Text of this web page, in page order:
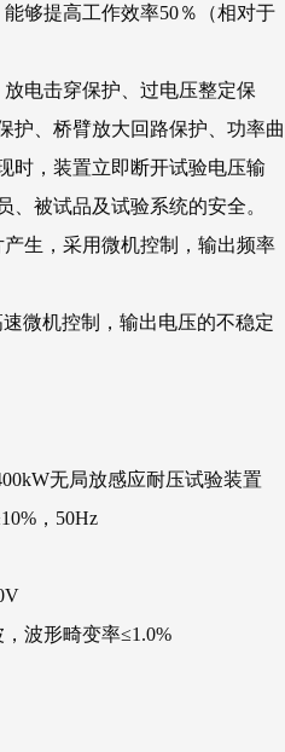
够提高工作效率50％（相对于
电击穿保护、过电压整定保
护、桥臂放大回路保护、功率曲
时，装置立即断开试验电压输
、被试品及试验系统的安全。
生，采用微机控制，输出频率
微机控制，输出电压的不稳定
无局放感应耐压试验装置
，50Hz
波形畸变率≤1.0%